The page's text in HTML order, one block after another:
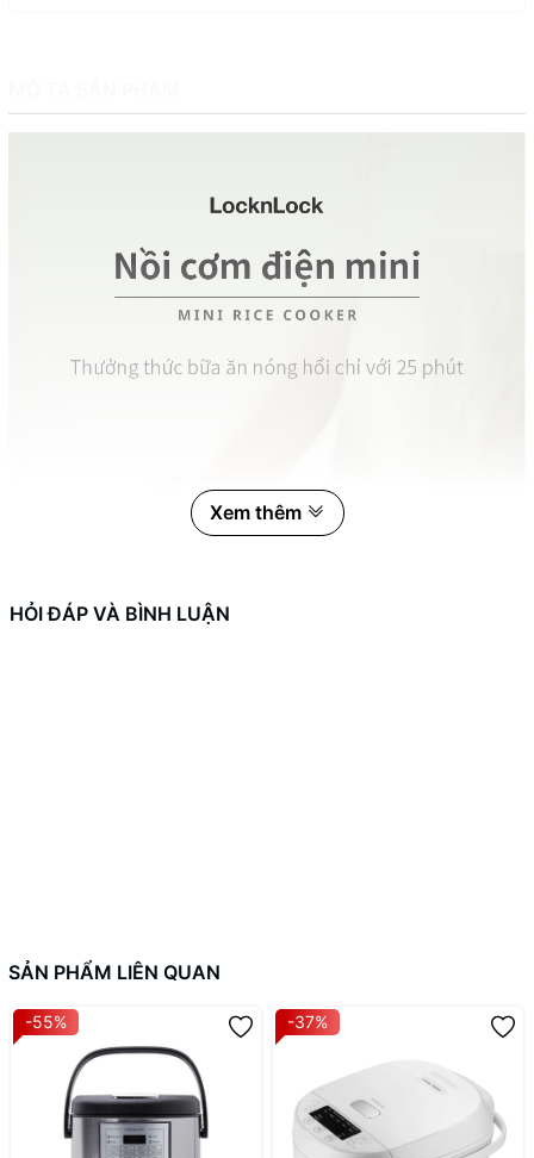
Xem thêm
HỎI ĐÁP VÀ BÌNH LUẬN
SẢN PHẨM LIÊN QUAN
-55% -37%